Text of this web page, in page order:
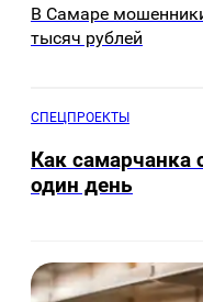
В Самаре
тысяч рублей
СПЕЦПРОЕКТЫ
Как самарчанка
один день